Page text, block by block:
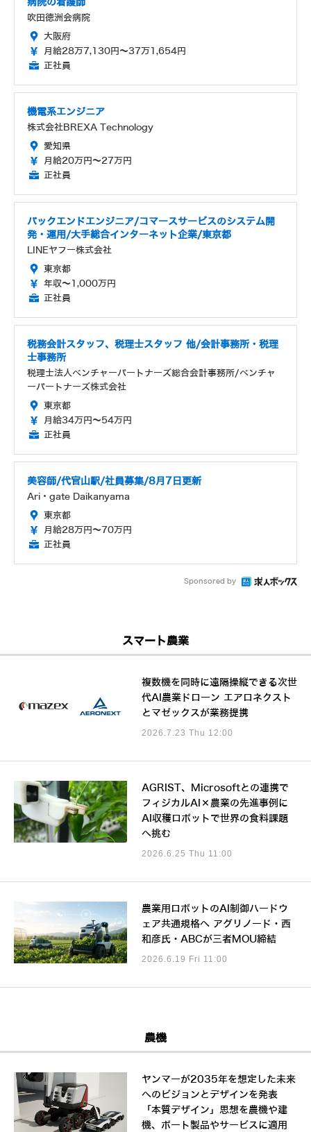
病院の看護師
吹田徳洲会病院
大阪府
月給28万7,130円～37万1,654円
正社員
機電系エンジニア
株式会社BREXA Technology
愛知県
月給20万円～27万円
正社員
バックエンドエンジニア/コマースサービスのシステム開
発・運用/大手総合インターネット企業/東京都
LINEヤフー株式会社
東京都
年収～1,000万円
正社員
税務会計スタッフ、税理士スタッフ 他/会計事務所・税理
士事務所
税理士法人ベンチャーパートナーズ総合会計事務所/ベンチャ
ーパートナーズ株式会社
東京都
月給34万円～54万円
正社員
美容師/代官山駅/社員募集/8月7日更新
Ari・gate Daikanyama
東京都
月給28万円～70万円
正社員
Sponsored by
スマート農業
複数機を同時に遠隔操縦できる次世
代AI農業ドローン エアロネクスト
とマゼックスが業務提携
2026.7.23 Thu 12:00
AGRIST、Microsoftとの連携で
フィジカルAI×農業の先進事例に
AI収穫ロボットで世界の食料課題
へ挑む
2026.6.25 Thu 11:00
農業用ロボットのAI制御ハードウ
ェア共通規格へ アグリノード・西
和彦氏・ABCが三者MOU締結
2026.6.19 Fri 11:00
農機
ヤンマーが2035年を想定した未来
へのビジョンとデザインを発表
「本質デザイン」思想を農機や建
機、ボート製品やサービスに適用